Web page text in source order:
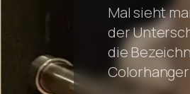
Mal sieht
der
die